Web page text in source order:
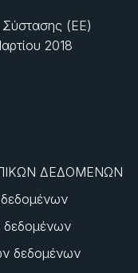
Σύστασης (ΕΕ)
2018
ΔΕΔΟΜΕΝΩΝ
δεδομένων
δεδομένων